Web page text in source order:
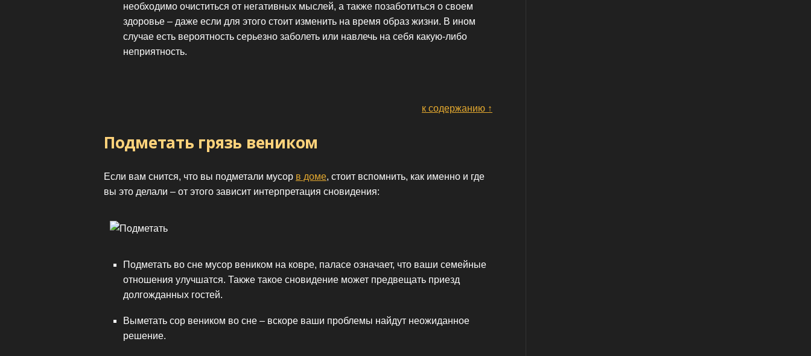
необходимо очиститься от негативных мыслей, а также позаботиться о своем
здоровье – даже если для этого стоит изменить на время образ жизни. В ином
случае есть вероятность серьезно заболеть или навлечь на себя какую-либо
неприятность.
к содержанию ↑
Подметать грязь веником
Если вам снится, что вы подметали мусор в доме, стоит вспомнить, как именно и где
вы это делали – от этого зависит интерпретация сновидения:
Подметать во сне мусор веником на ковре, паласе означает, что ваши семейные
отношения улучшатся. Также такое сновидение может предвещать приезд
долгожданных гостей.
Выметать сор веником во сне – вскоре ваши проблемы найдут неожиданное
решение.